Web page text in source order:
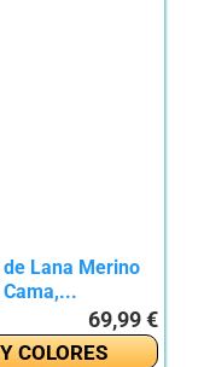
Lana Merino
69,99 €
COLORES